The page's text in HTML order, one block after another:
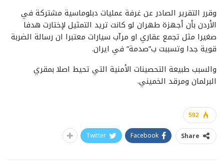
وقرر التقرير الصادر عن غرفة عمليات دبلوماسية مشتركة في
الأردن بأن أجهزة طهران لو كانت تريد التمثيل لإختارت هدفا
صغيرا مثل تجمع عقاري او مرآب سيارات معتبرا ان رسالة الضربة
قوية جدا وتسببت ب”صدمة” في ايران.
والسبب طبيعة التحصينات الأمنية التي تحيط اصلا بمقري
البرلمان ومرقد الخميني.
592
Share
Facebook
Twitter